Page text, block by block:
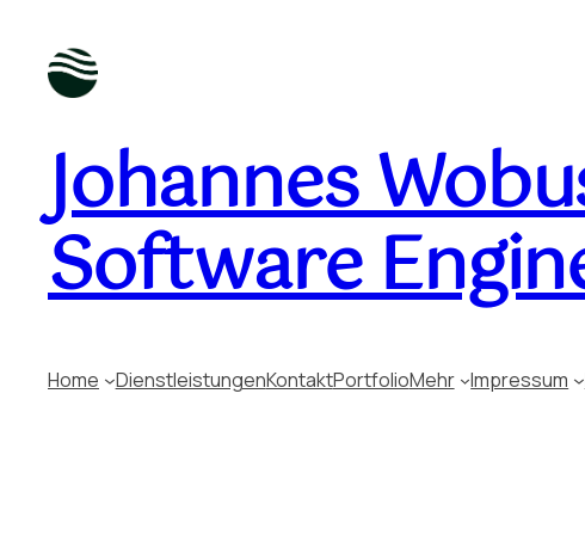
Johannes
Software
Home DienstleistungenKontaktPortfolioMehr Impressum